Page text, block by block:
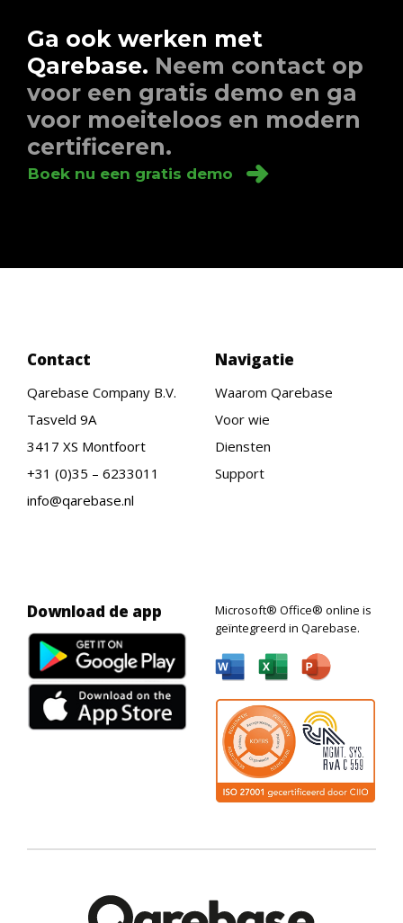
Ga ook werken met
Qarebase. Neem contact op
voor een gratis demo en ga
voor moeiteloos en modern
certificeren.
Boek nu een gratis demo
Contact
Qarebase Company B.V.
Tasveld 9A
3417 XS Montfoort
+31 (0)35 – 6233011
info@qarebase.nl
Navigatie
Waarom Qarebase
Voor wie
Diensten
Support
Download de app
Microsoft® Office® online is
geïntegreerd in Qarebase.